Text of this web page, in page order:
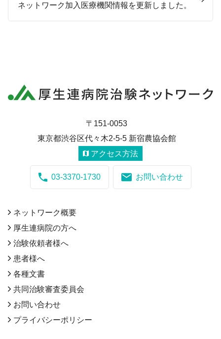
ネットワーク加入医療機関情報を更新しました。
〒151-0053
東京都渋谷区代々木2-5-5 新宿農協会館
アクセス方法
03-3370-1730 お問い合わせ
ネットワーク概要
厚生連病院の方へ
治験依頼者様へ
患者様へ
各種文書
共同治験審査委員会
お問い合わせ
プライバシーポリシー